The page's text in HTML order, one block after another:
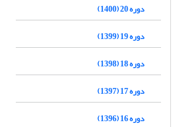
دوره 20 (1400)
دوره 19 (1399)
دوره 18 (1398)
دوره 17 (1397)
دوره 16 (1396)